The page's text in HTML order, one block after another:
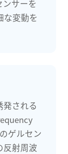
サーを
な変動を
発される
ゲルセン
反射周波